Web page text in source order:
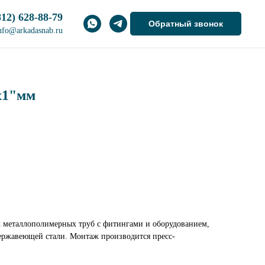
628-88-79
Обратный звонок
труб с фитингами и оборудованием,
стали. Монтаж производится пресс-